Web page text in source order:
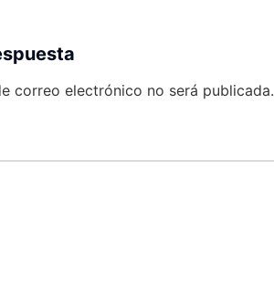
correo electrónico no será publicada.